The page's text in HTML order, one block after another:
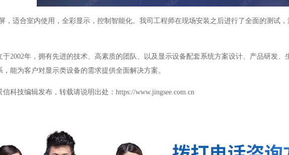
，适合室内使用，全彩显示，控制智能化。我司工程师在现场安装之后进行了全面的测试
于2002年，拥有先进的技术、高素质的团队、以及显示设备配套系统方案设计、产品研发
，能为客户对显示类设备的需求提供全面解决方案。
信科技编辑发布，转载请说明出处： https://www.jingsee.com.cn